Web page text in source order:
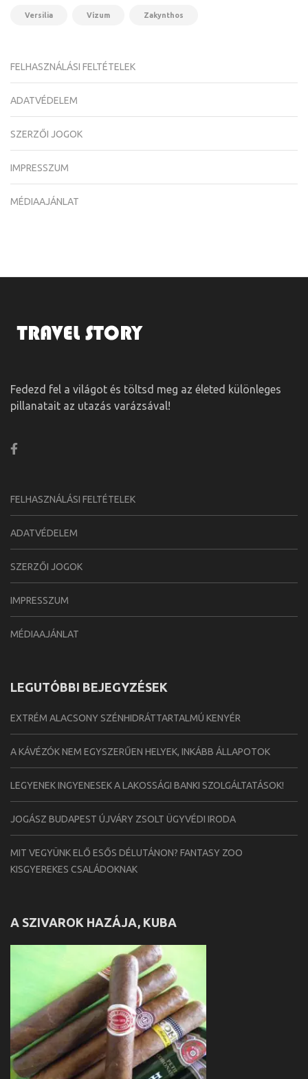
Versilia Vízum Zakynthos
FELHASZNÁLÁSI FELTÉTELEK
ADATVÉDELEM
SZERZŐI JOGOK
IMPRESSZUM
MÉDIAAJÁNLAT
Fedezd fel a világot és töltsd meg az életed különleges
pillanatait az utazás varázsával!
FELHASZNÁLÁSI FELTÉTELEK
ADATVÉDELEM
SZERZŐI JOGOK
IMPRESSZUM
MÉDIAAJÁNLAT
LEGUTÓBBI BEJEGYZÉSEK
EXTRÉM ALACSONY SZÉNHIDRÁTTARTALMÚ KENYÉR
A KÁVÉZÓK NEM EGYSZERŰEN HELYEK, INKÁBB ÁLLAPOTOK
LEGYENEK INGYENESEK A LAKOSSÁGI BANKI SZOLGÁLTATÁSOK!
JOGÁSZ BUDAPEST ÚJVÁRY ZSOLT ÜGYVÉDI IRODA
MIT VEGYÜNK ELŐ ESŐS DÉLUTÁNON? FANTASY ZOO
KISGYEREKES CSALÁDOKNAK
A SZIVAROK HAZÁJA, KUBA